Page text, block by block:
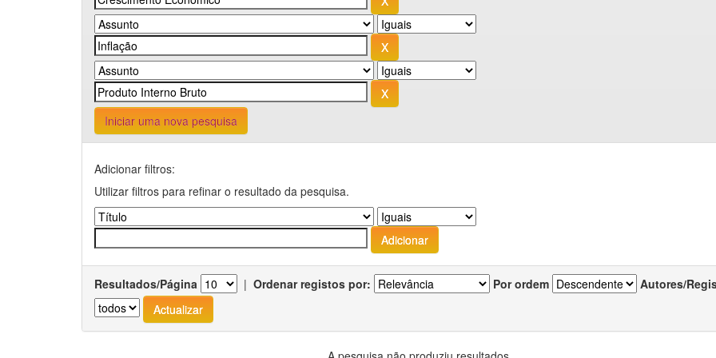
Iniciar uma nova pesquisa
Adicionar filtros:
Utilizar filtros para refinar o resultado da pesquisa.
Resultados/Página | Ordenar registos por: Por ordem Autores/